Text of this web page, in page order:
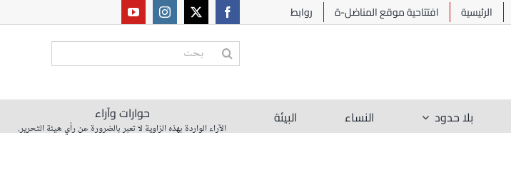
الرئيسية افتتاحية موقع المناضل-ة روابط
البحث
بلا حدود النساء البيئة حوارات وآراء
الآراء الواردة بهذه الزاوية لا تعبر بالضرورة عن رأي هيئة التحرير.